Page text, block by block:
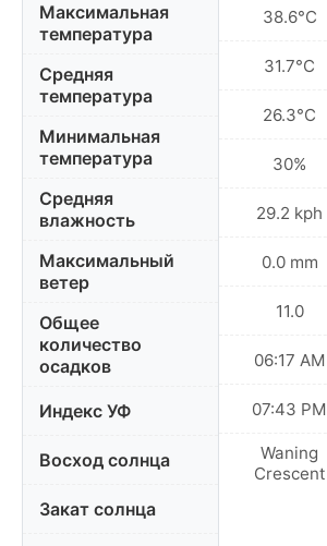
Максимальная
температура
Средняя
температура
Минимальная
температура
Средняя
влажность
Максимальный
ветер
Общее
количество
осадков
Индекс УФ
Восход солнца
Закат солнца
38.6°C
31.7°C
26.3°C
30%
29.2 kph
0.0 mm
11.0
06:17 AM
07:43 PM
Waning
Crescent